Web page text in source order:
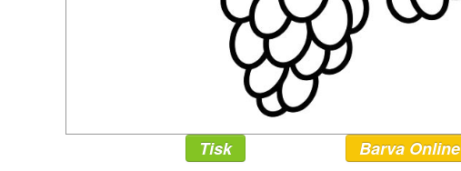
Tisk Barva Online